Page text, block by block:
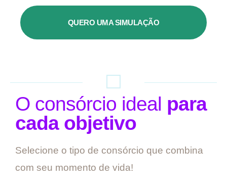
QUERO UMA SIMULAÇÃO
O consórcio ideal para
cada objetivo
Selecione o tipo de consórcio que combina
com seu momento de vida!